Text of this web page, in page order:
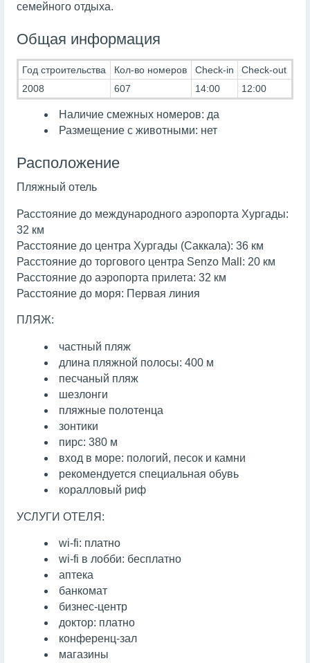
семейного отдыха.
Общая информация
Год строительства Кол-во номеров Check-in
Check-out
2008
607 14:00 12:00
Наличие смежных номеров: да
Размещение с животными: нет
Расположение
Пляжный отель
Расстояние до международного аэропорта Хургады:
32 км
Расстояние до центра Хургады (Саккала): 36 км
Расстояние до торгового центра Senzo Mall: 20 км
Расстояние до аэропорта прилета: 32 км
Расстояние до моря: Первая линия
ПЛЯЖ:
частный пляж
длина пляжной полосы: 400 м
песчаный пляж
шезлонги
пляжные полотенца
зонтики
пирс: 380 м
вход в море: пологий, песок и камни
рекомендуется специальная обувь
коралловый риф
УСЛУГИ ОТЕЛЯ:
wi-fi: платно
wi-fi в лобби: бесплатно
аптека
банкомат
бизнес-центр
доктор: платно
конференц-зал
магазины